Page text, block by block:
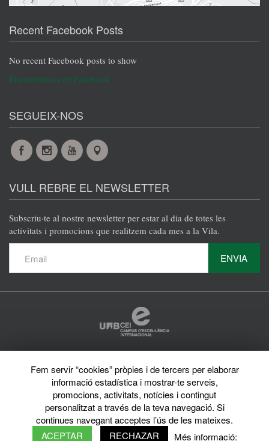
Recent Facebook Posts
No recent Facebook posts to show
Encuéntranos en Facebook
SEGUEIX-NOS
FacebookInstagram
YouTubeMaps
VULL REBRE EL NEWSLETTER
Subscriu·te al nostre newsletter per estar al dia de totes les
activitats i promocions que realitzem cada mes a la Vila.
ENVIA
Avís legal
Privacy policy
Sobre el web
Directori de la UAB
© 2026 Vila Universitària UAB Tots els drets reservats
Fem servir “cookies” pròpies i de tercers per elaborar
informació estadística i mostrar-te serveis,
promocions, activitats, notícies i contingut
personalitzat a través de la teva navegació. Si
continues navegant acceptes l’ús de les mateixes.
ACEPTAR
RECHAZAR Més informació: